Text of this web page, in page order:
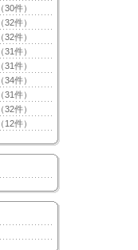
（30件）
（32件）
（32件）
（31件）
（31件）
（34件）
（31件）
（32件）
（12件）